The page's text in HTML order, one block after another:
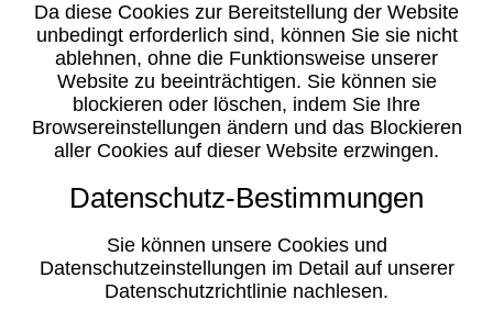
Da diese Cookies zur Bereitstellung der Website
unbedingt erforderlich sind, können Sie sie nicht
ablehnen, ohne die Funktionsweise unserer
Website zu beeinträchtigen. Sie können sie
blockieren oder löschen, indem Sie Ihre
Browsereinstellungen ändern und das Blockieren
aller Cookies auf dieser Website erzwingen.
Datenschutz-Bestimmungen
Sie können unsere Cookies und
Datenschutzeinstellungen im Detail auf unserer
Datenschutzrichtlinie nachlesen.